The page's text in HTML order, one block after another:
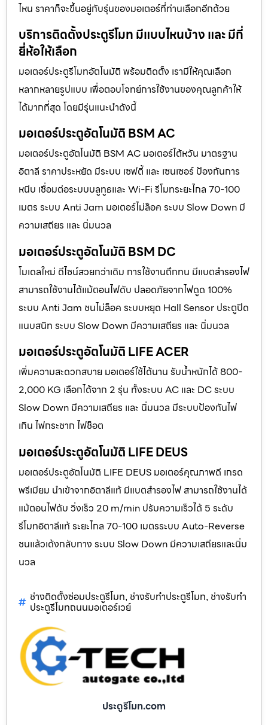
ไหน ราคาก็จะขึ้นอยู่กับรุ่นของมอเตอร์ที่ท่านเลือกอีกด้วย
บริการติดตั้งประตูรีโมท มีแบบไหนบ้าง และ มีกี่
ยี่ห้อให้เลือก
มอเตอร์ประตูรีโมทอัตโนมัติ พร้อมติดตั้ง เรามีให้คุณเลือก
หลากหลายรูปแบบ เพื่อตอบโจทย์การใช้งานของคุณลูกค้าให้
ได้มากที่สุด โดยมีรุ่นแนะนำดังนี้
มอเตอร์ประตูอัตโนมัติ BSM AC
มอเตอร์ประตูอัตโนมัติ BSM AC มอเตอร์ไต้หวัน มาตรฐาน
อิตาลี ราคาประหยัด มีระบบ เซฟตี้ และ เซนเซอร์ ป้องกันการ
หนีบ เชื่อมต่อระบบบลูทูธและ Wi-Fi รีโมทระยะไกล 70-100
เมตร ระบบ Anti Jam มอเตอร์ไม่ล็อค ระบบ Slow Down มี
ความเสถียร และ นิ่มนวล
มอเตอร์ประตูอัตโนมัติ BSM DC
โมเดลใหม่ ดีไซน์สวยกว่าเดิม การใช้งานถึกทน มีแบตสำรองไฟ
สามารถใช้งานได้แม้ตอนไฟดับ ปลอดภัยจากไฟดูด 100%
ระบบ Anti Jam ชนไม่ล็อค ระบบหยุด Hall Sensor ประตูปิด
แนบสนิท ระบบ Slow Down มีความเสถียร และ นิ่มนวล
มอเตอร์ประตูอัตโนมัติ LIFE ACER
เพิ่มความสะดวกสบาย มอเตอร์ใช้ได้นาน รับน้ำหนักได้ 800-
2,000 KG เลือกได้จาก 2 รุ่น ทั้งระบบ AC และ DC ระบบ
Slow Down มีความเสถียร และ นิ่มนวล มีระบบป้องกันไฟ
เกิน ไฟกระชาก ไฟช็อต
มอเตอร์ประตูอัตโนมัติ LIFE DEUS
มอเตอร์ประตูอัตโนมัติ LIFE DEUS มอเตอร์คุณภาพดี เกรด
พรีเมียม นำเข้าจากอิตาลีแท้ มีแบตสำรองไฟ สามารถใช้งานได้
แม้ตอนไฟดับ วิ่งเร็ว 20 m/min ปรับความเร็วได้ 5 ระดับ
รีโมทอิตาลีแท้ ระยะไกล 70-100 เมตรระบบ Auto-Reverse
ชนแล้วเด้งกลับทาง ระบบ Slow Down มีความเสถียรและนิ่ม
นวล
ช่างติดตั้งซ่อมประตูรีโมท, ช่างรับทำประตูรีโมท, ช่างรับทำ
ประตูรีโมทถนนมอเตอร์เวย์
ประตูรีโมท.com